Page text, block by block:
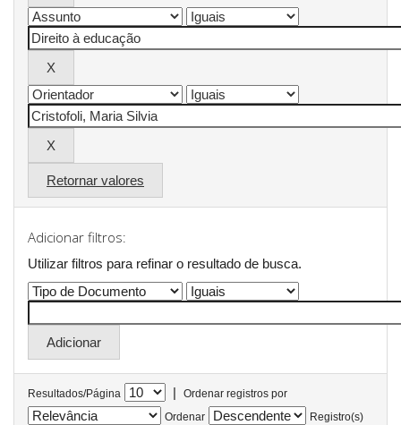
Retornar valores
Adicionar filtros:
Utilizar filtros para refinar o resultado de busca.
Resultados/Página |
Ordenar registros por
Ordenar
Registro(s)